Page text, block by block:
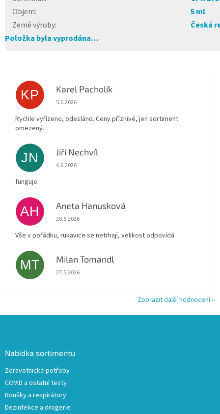
Objem:
5 ml
Země výroby:
Česká
Položka byla vyprodána…
KP Karel Pacholík
Hodnocení obchodu je 4 z 5 hvězdiček.
5.6.2026
Rychle vyřízeno, odesláno. Ceny příznivé, jen sortiment
omezený.
JN Jiří Nechvíl
Hodnocení obchodu je 5 z 5 hvězdiček.
4.6.2026
funguje.
AH Aneta Hanusková
Hodnocení obchodu je 5 z 5 hvězdiček.
28.5.2026
Vše v pořádku, rukavice se netrhají, velikost odpovídá.
MT Milan Tomandl
Hodnocení obchodu je 5 z 5 hvězdiček.
27.5.2026
Zobrazit další hodnocení
Nabídka sortimentu
Zdravotnické potřeby
COVID a ostatní testy
Roušky a respirátory
Dezinfekce a drogerie